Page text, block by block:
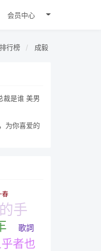
会员中心
行榜 成毅
裁是谁 美男
为你喜爱的
春
手
歌詞
者也